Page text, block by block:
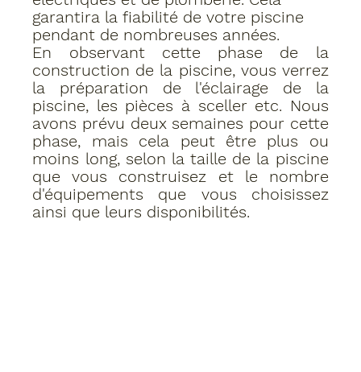
garantira la fiabilité de votre piscine
pendant de nombreuses années.
En observant cette phase de la
construction de la piscine, vous verrez
la préparation de l'éclairage de la
piscine, les pièces à sceller etc. Nous
avons prévu deux semaines pour cette
phase, mais cela peut être plus ou
moins long, selon la taille de la piscine
que vous construisez et le nombre
d'équipements que vous choisissez
ainsi que leurs disponibilités.